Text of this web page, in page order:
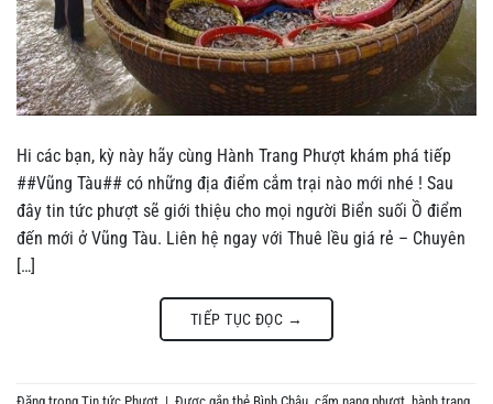
Hi các bạn, kỳ này hãy cùng Hành Trang Phượt khám phá tiếp
##Vũng Tàu## có những địa điểm cắm trại nào mới nhé ! Sau
đây tin tức phượt sẽ giới thiệu cho mọi người Biển suối Ồ điểm
đến mới ở Vũng Tàu. Liên hệ ngay với Thuê lều giá rẻ – Chuyên
[…]
TIẾP TỤC ĐỌC →